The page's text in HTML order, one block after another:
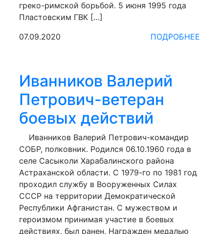
греко-римской борьбой. 5 июня 1995 года
Пластовским ГВК […]
07.09.2020
ПОДРОБНЕЕ
Иванников Валерий
Петрович-ветеран
боевых действий
Иванников Валерий Петрович-командир
СОБР, полковник. Родился 06.10.1960 года в
селе Сасыколи Харабалинского района
Астраханской области. С 1979-го по 1981 год
проходил службу в Вооруженных Силах
СССР на территории Демократической
Республики Афганистан. С мужеством и
героизмом принимая участие в боевых
действиях, был ранен. Награжден медалью